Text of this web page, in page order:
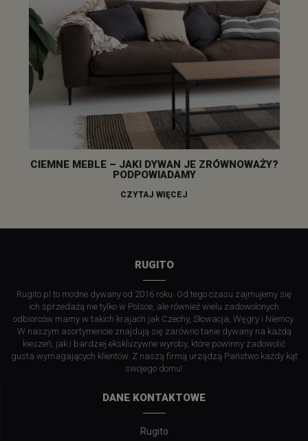
CIEMNE MEBLE – JAKI DYWAN JE ZRÓWNOWAŻY?
PODPOWIADAMY
CZYTAJ WIĘCEJ
RUGITO
Rugito.pl to modne dywany od 2016 roku. Od tego czasu zajmujemy się
ich sprzedażą nie tylko w Polsce, ale również wielu zadowolonych
odbiorców mamy w takich krajach jak Czechy, Słowacja, Węgry i Niemcy.
W naszym asortymencie znajdują się zarówno tanie dywany na każdą
kieszeń, jak i bardziej ekskluzywne wyroby, które powinny zadowolić
gusta wymagających klientów. Z naszą firmą urządzą Państwo każdy kąt
swojego domu!
DANE KONTAKTOWE
Rugito